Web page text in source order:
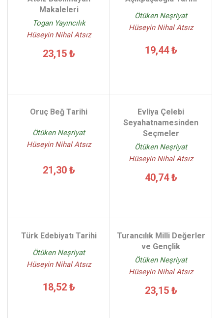
Makaleleri
Togan Yayıncılık
Hüseyin Nihal Atsız
23,15 ₺
Ötüken Neşriyat
Hüseyin Nihal Atsız
19,44 ₺
Oruç Beğ Tarihi
Ötüken Neşriyat
Hüseyin Nihal Atsız
21,30 ₺
Evliya Çelebi
Seyahatnamesinden
Seçmeler
Ötüken Neşriyat
Hüseyin Nihal Atsız
40,74 ₺
Türk Edebiyatı Tarihi
Ötüken Neşriyat
Hüseyin Nihal Atsız
18,52 ₺
Turancılık Milli Değerler
ve Gençlik
Ötüken Neşriyat
Hüseyin Nihal Atsız
23,15 ₺